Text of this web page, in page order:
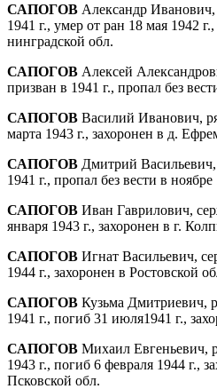
САПОГОВ Александр Иванович,
1941 г., умер от ран 18 мая 1942
нинградской обл.
САПОГОВ Алексей
призван в 1941 г., пропал без
САПОГОВ Василий Иванович,
марта 1943 г., захоронен в д.
САПОГОВ Дмитрий Васильевич,
1941 г., пропал без вести в ноябре
САПОГОВ Иван Гаврилович,
января 1943 г., захоронен в г.
САПОГОВ Игнат Васильевич,
1944 г., захоронен в Ростовской
САПОГОВ Кузьма Дмитриевич,
1941 г., погиб 31 июля1941 г.,
САПОГОВ Михаил Евгеньевич,
1943 г., погиб 6 февраля 1944 г.,
Псковской обл.